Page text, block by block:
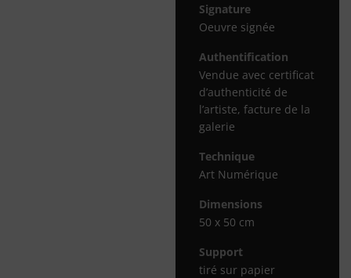
Signature
Oeuvre signée
Authentification
Vendue avec certificat
d’authenticité de
l’artiste, facture de la
galerie
Technique
Art Numérique
Dimensions
50 x 50 cm
Support
tiré sur papier